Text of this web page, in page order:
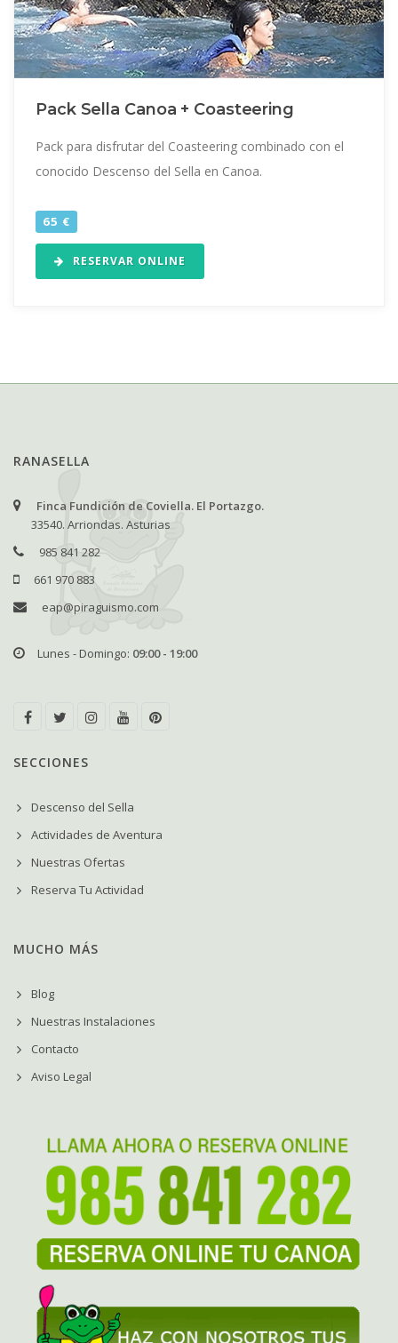
Pack Sella Canoa + Coasteering
Pack para disfrutar del Coasteering combinado con el
conocido Descenso del Sella en Canoa.
65 €
RESERVAR ONLINE
RANASELLA
Finca Fundición de Coviella. El Portazgo.
33540. Arriondas. Asturias
985 841 282
661 970 883
eap@piraguismo.com
Lunes - Domingo: 09:00 - 19:00
SECCIONES
Descenso del Sella
Actividades de Aventura
Nuestras Ofertas
Reserva Tu Actividad
MUCHO MÁS
Blog
Nuestras Instalaciones
Contacto
Aviso Legal